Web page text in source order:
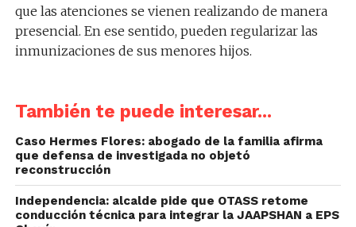
que las atenciones se vienen realizando de manera
presencial. En ese sentido, pueden regularizar las
inmunizaciones de sus menores hijos.
También te puede interesar...
Caso Hermes Flores: abogado de la familia afirma
que defensa de investigada no objetó
reconstrucción
Independencia: alcalde pide que OTASS retome
conducción técnica para integrar la JAAPSHAN a EPS